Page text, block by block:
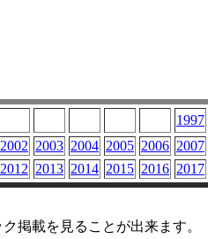
1997
2002 2003 2004 2005 2006 2007
2012 2013 2014 2015 2016 2017
掲載を見ることが出来ます。